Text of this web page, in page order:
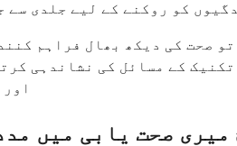
کو روکنے کے لیے جلدی سے
صحت کی دیکھ بھال فراہم
کے مسائل کی نشاندہی
اور
میری صحت یابی میں